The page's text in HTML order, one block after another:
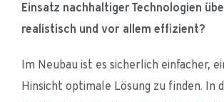
Einsatz nachhaltiger Technologien
realistisch und vor allem effizient?
Im Neubau ist es sicherlich einfacher,
Hinsicht optimale Lösung zu finden. In